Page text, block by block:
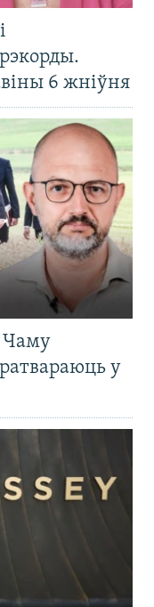
6 жніўня
Чаму
у